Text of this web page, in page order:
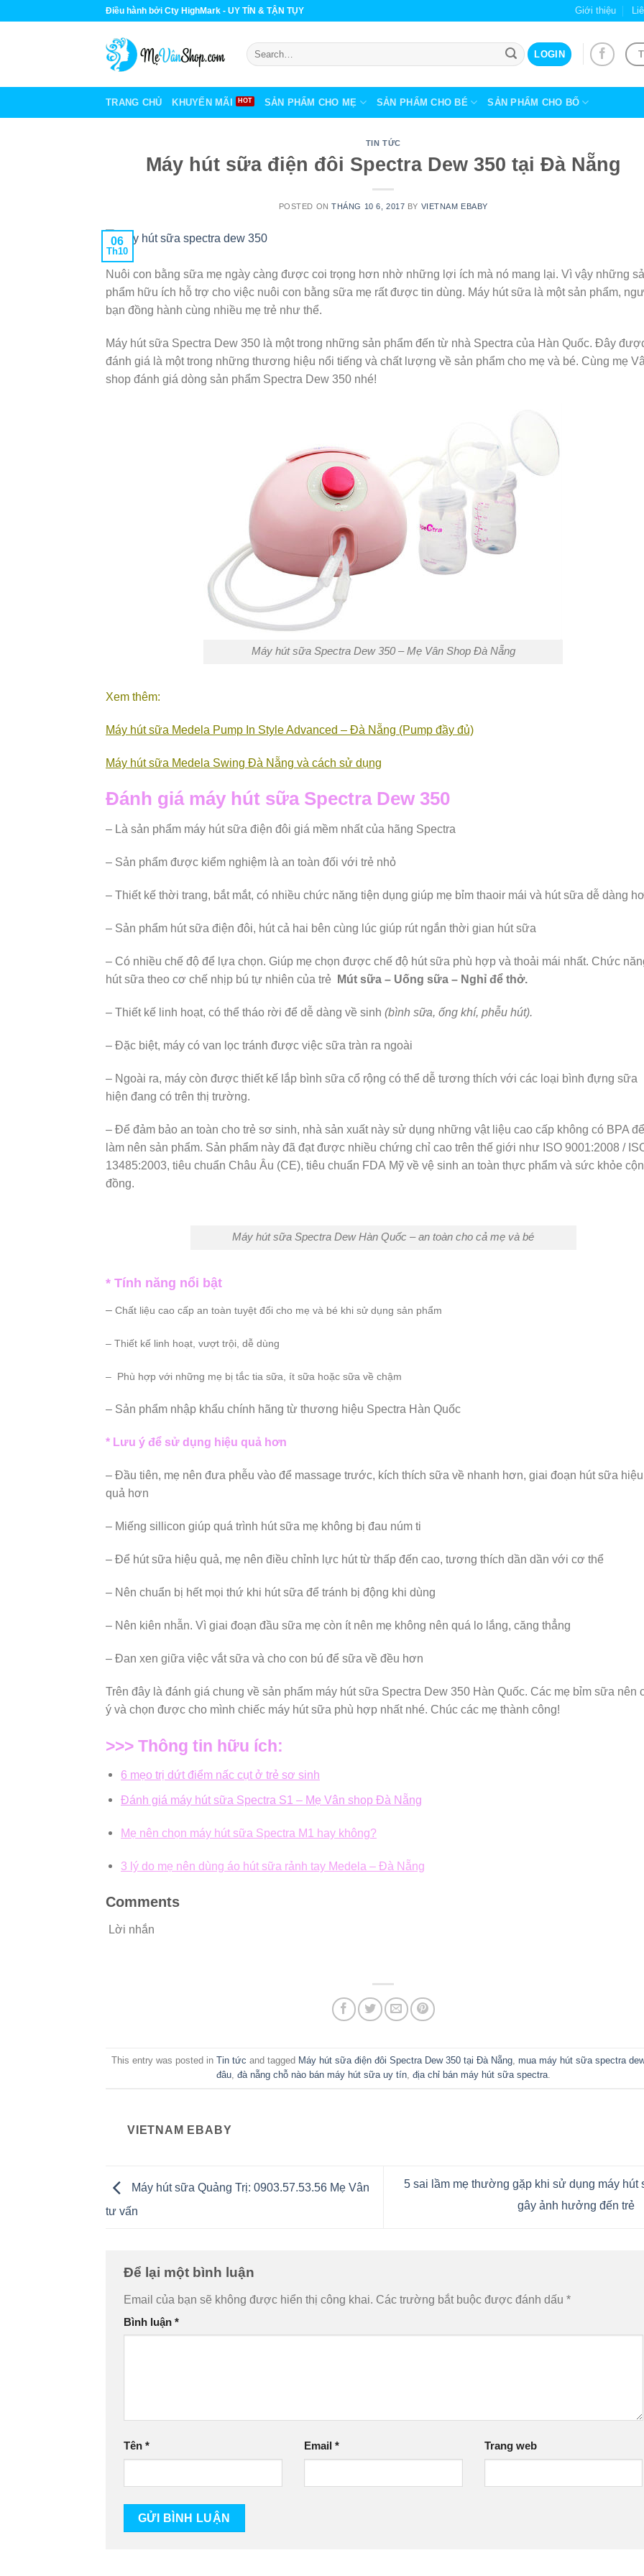
to
Điều hành bởi Cty HighMark - UY TÍN & TẬN TỤY Giới thiệu
Search
for:
LOGIN
TRANG CHỦ KHUYẾN MÃI SẢN PHẨM CHO MẸ SẢN PHẨM CHO BÉ SẢN PHẨM CHO BỐ
TIN TỨC
Máy hút sữa điện đôi Spectra Dew 350 tại Đà Nẵng
POSTED ONTHÁNG 10 6, 2017 BY VIETNAM EBABY
06
Th10
Nuôi con bằng sữa mẹ ngày càng được coi trọng hơn nhờ những lợi ích mà nó mang lại. Vì vậy những
phẩm hữu ích hỗ trợ cho việc nuôi con bằng sữa mẹ rất được tin dùng. Máy hút sữa là một sản phẩm,
bạn đồng hành cùng nhiều mẹ trẻ như thể.
Máy hút sữa Spectra Dew 350 là một trong những sản phẩm đến từ nhà Spectra của Hàn Quốc. Đây
đánh giá là một trong những thương hiệu nổi tiếng và chất lượng về sản phẩm cho mẹ và bé. Cùng mẹ
shop đánh giá dòng sản phẩm Spectra Dew 350 nhé!
Máy hút sữa Spectra Dew 350 – Mẹ Vân Shop Đà Nẵng
Xem thêm:
Máy hút sữa Medela Pump In Style Advanced – Đà Nẵng (Pump đầy đủ)
Máy hút sữa Medela Swing Đà Nẵng và cách sử dụng
Đánh giá máy hút sữa Spectra Dew 350
– Là sản phẩm máy hút sữa điện đôi giá mềm nhất của hãng Spectra
– Sản phẩm được kiểm nghiệm là an toàn đối với trẻ nhỏ
– Thiết kế thời trang, bắt mắt, có nhiều chức năng tiện dụng giúp mẹ bỉm thaoir mái và hút sữa dễ dàng
– Sản phẩm hút sữa điện đôi, hút cả hai bên cùng lúc giúp rút ngắn thời gian hút sữa
– Có nhiều chế độ để lựa chọn. Giúp mẹ chọn được chế độ hút sữa phù hợp và thoải mái nhất. Chức
hút sữa theo cơ chế nhịp bú tự nhiên của trẻ Mút sữa – Uống sữa – Nghỉ để thở.
– Thiết kế linh hoạt, có thể tháo rời để dễ dàng về sinh (bình sữa, ống khí, phễu hút).
– Đặc biệt, máy có van lọc tránh được việc sữa tràn ra ngoài
– Ngoài ra, máy còn được thiết kế lắp bình sữa cổ rộng có thể dễ tương thích với các loại bình đựng sữa
hiện đang có trên thị trường.
– Để đảm bảo an toàn cho trẻ sơ sinh, nhà sản xuất này sử dụng những vật liệu cao cấp không có BPA để
làm nên sản phẩm. Sản phẩm này đã đạt được nhiều chứng chỉ cao trên thế giới như ISO 9001:2008 /
13485:2003, tiêu chuẩn Châu Âu (CE), tiêu chuẩn FDA Mỹ về vệ sinh an toàn thực phẩm và sức khỏe
đồng.
Máy hút sữa Spectra Dew Hàn Quốc – an toàn cho cả mẹ và bé
* Tính năng nổi bật
– Chất liệu cao cấp an toàn tuyệt đối cho mẹ và bé khi sử dụng sản phẩm
– Thiết kế linh hoạt, vượt trội, dễ dùng
– Phù hợp với những mẹ bị tắc tia sữa, ít sữa hoặc sữa về chậm
– Sản phẩm nhập khẩu chính hãng từ thương hiệu Spectra Hàn Quốc
* Lưu ý để sử dụng hiệu quả hơn
– Đầu tiên, mẹ nên đưa phễu vào để massage trước, kích thích sữa về nhanh hơn, giai đoạn hút sữa hiệu
quả hơn
– Miếng sillicon giúp quá trình hút sữa mẹ không bị đau núm ti
– Để hút sữa hiệu quả, mẹ nên điều chỉnh lực hút từ thấp đến cao, tương thích dần dần với cơ thể
– Nên chuẩn bị hết mọi thứ khi hút sữa để tránh bị động khi dùng
– Nên kiên nhẫn. Vì giai đoạn đầu sữa mẹ còn ít nên mẹ không nên quá lo lắng, căng thẳng
– Đan xen giữa việc vắt sữa và cho con bú để sữa về đều hơn
Trên đây là đánh giá chung về sản phẩm máy hút sữa Spectra Dew 350 Hàn Quốc. Các mẹ bỉm sữa nên
ý và chọn được cho mình chiếc máy hút sữa phù hợp nhất nhé. Chúc các mẹ thành công!
>>> Thông tin hữu ích:
6 mẹo trị dứt điểm nấc cụt ở trẻ sơ sinh
Đánh giá máy hút sữa Spectra S1 – Mẹ Vân shop Đà Nẵng
Mẹ nên chọn máy hút sữa Spectra M1 hay không?
3 lý do mẹ nên dùng áo hút sữa rảnh tay Medela – Đà Nẵng
Comments
Lời nhắn
This entry was posted inTin tức and tagged Máy hút sữa điện đôi Spectra Dew 350 tại Đà Nẵng ,mua máy hút sữa spectra
đâu, đà nẵng chỗ nào bán máy hút sữa uy tín, địa chỉ bán máy hút sữa spectra.
VIETNAM EBABY
Máy hút sữa Quảng Trị: 0903.57.53.56 Mẹ Vân
tư vấn
5 sai lầm mẹ thường gặp khi sử dụng máy hút
gây ảnh hưởng đến trẻ
Để lại một bình luận
Email của bạn sẽ không được hiển thị công khai. Các trường bắt buộc được đánh dấu *
Bình luận *
Tên * Email * Trang web